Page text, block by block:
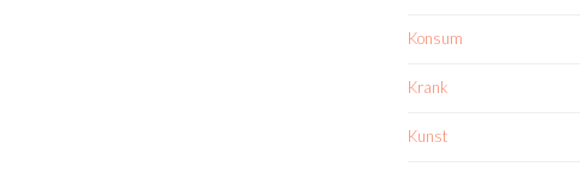
Konsum
Krank
Kunst